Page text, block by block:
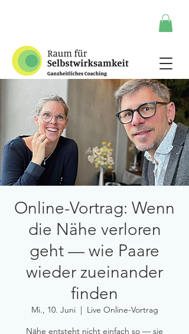
Online-Vortrag: Wenn
die Nähe verloren
geht — wie Paare
wieder zueinander
finden
Mi., 10. Juni
  |
Live Online-Vortrag
Nähe entsteht nicht einfach so — sie